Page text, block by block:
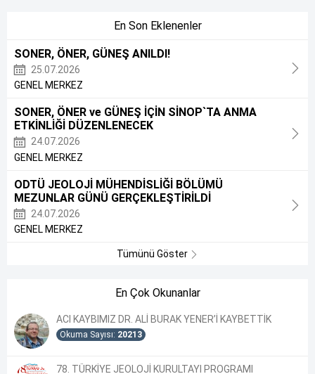
En Son Eklenenler
SONER, ÖNER, GÜNEŞ ANILDI!
25.07.2026
GENEL MERKEZ
SONER, ÖNER ve GÜNEŞ İÇİN SİNOP`TA ANMA
ETKİNLİĞİ DÜZENLENECEK
24.07.2026
GENEL MERKEZ
ODTÜ JEOLOJİ MÜHENDİSLİĞİ BÖLÜMÜ
MEZUNLAR GÜNÜ GERÇEKLEŞTİRİLDİ
24.07.2026
GENEL MERKEZ
Tümünü Göster
En Çok Okunanlar
ACI KAYBIMIZ DR. ALİ BURAK YENER’İ KAYBETTİK
Okuma Sayısı: 20213
78. TÜRKİYE JEOLOJİ KURULTAYI PROGRAMI